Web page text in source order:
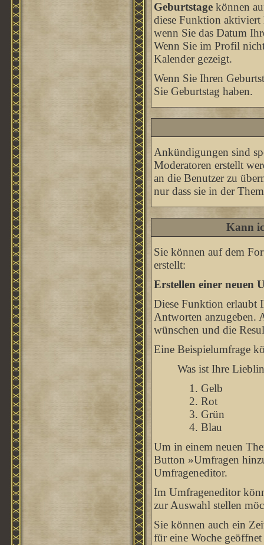
Geburtstagekönnen
diese Funktion aktiviert
wenn Sie das Datum
Wenn Sie im Profil
Kalender gezeigt.
Wenn Sie Ihren
Sie Geburtstag haben.
Ankündigungen sind
Moderatoren erstellt
an die Benutzer zu
nur dass sie in der
Kann
Sie können auf dem
erstellt:
Erstellen einer neuen
Diese Funktion erlaubt
Antworten anzugeben.
wünschen und die
Eine Beispielumfrage
Was ist Ihre
Gelb
Rot
Grün
Blau
Um in einem neuen
Button »Umfragen
Umfrageneditor.
Im Umfrageneditor
zur Auswahl stellen
Sie können auch ein
für eine Woche